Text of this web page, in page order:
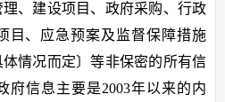
、建设项目、政府采购、行政
目、应急预案及监督保障措施
体情况而定〕等非保密的所有信
府信息主要是2003年以来的内